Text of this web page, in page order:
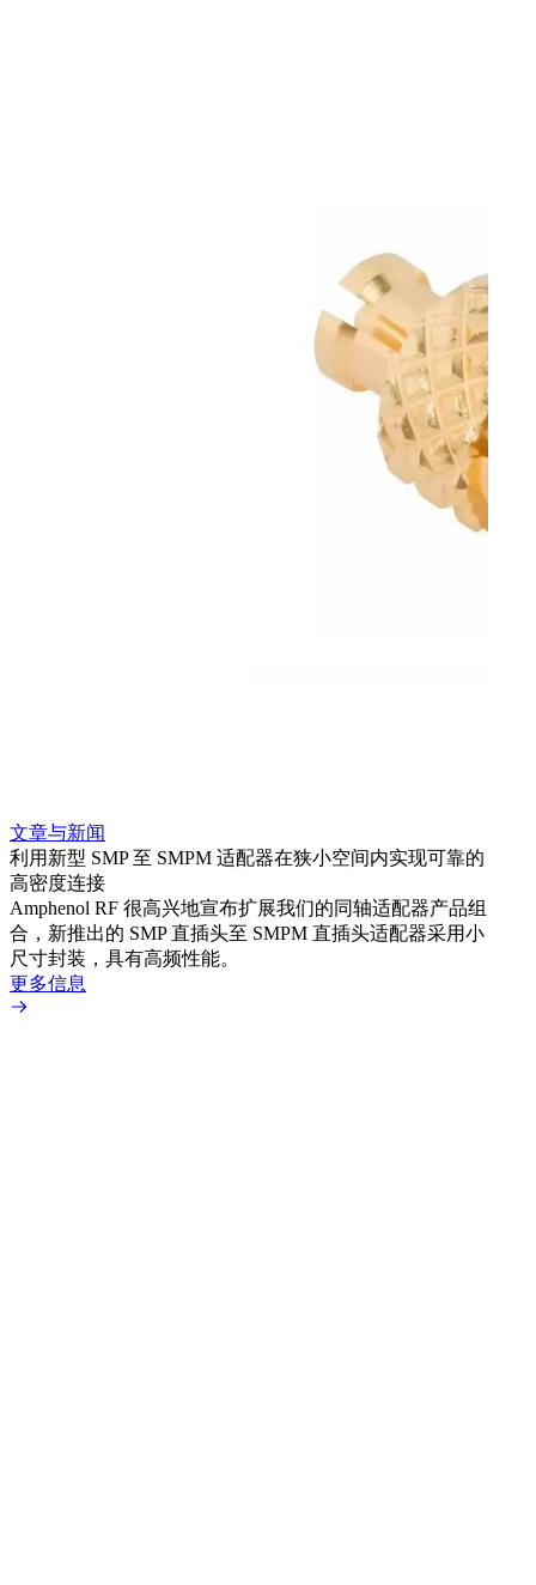
文章与新闻
利用新型 SMP 至 SMPM 适配器在狭小空间内实现可靠的
高密度连接
Amphenol RF 很高兴地宣布扩展我们的同轴适配器产品组
合，新推出的 SMP 直插头至 SMPM 直插头适配器采用小
尺寸封装，具有高频性能。
更多信息